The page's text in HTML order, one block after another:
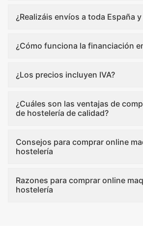
¿Realizáis envíos a toda España
¿Cómo funciona la financiación
¿Los precios incluyen IVA?
¿Cuáles son las ventajas de
de hostelería de calidad?
Consejos para comprar online
hostelería
Razones para comprar online
hostelería